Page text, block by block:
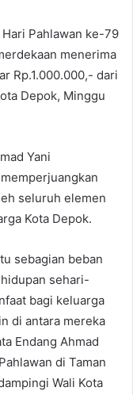
Pahlawan ke-79
menerima
Rp.1.000.000,- dari
Depok, Minggu
Yani
seluruh elemen
Kota Depok.
sebagian beban
sehari-
bagi keluarga
di antara mereka
Endang Ahmad
di Taman
Wali Kota